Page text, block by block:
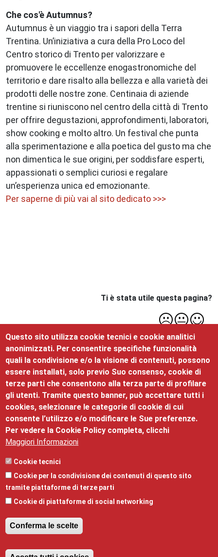
Che cos'è Autumnus?
Autumnus è un viaggio tra i sapori della Terra
Trentina. Un’iniziativa a cura della Pro Loco del
Centro storico di Trento per valorizzare e
promuovere le eccellenze enogastronomiche del
territorio e dare risalto alla bellezza e alla varietà dei
prodotti delle nostre zone. Centinaia di aziende
trentine si riuniscono nel centro della città di Trento
per offrire degustazioni, approfondimenti, laboratori,
show cooking e molto altro. Un festival che punta
alla sperimentazione e alla poetica del gusto ma che
non dimentica le sue origini, per soddisfare esperti,
appassionati o semplici curiosi e regalare
un’esperienza unica ed emozionante.
Per saperne di più vai al sito dedicato >>>
Ti è stata utile questa pagina?
Menu Roccabruna
Chi siamo
Il nostro impegno
Il Palazzo
©2025 Palazzo Roccabruna, via Santa Trinità, 24 - 38122
promozione@tn.camcom.it
0461/887101 - Partita Iva: 00262170228
Privacy,Note legali,
Responsabile della protezione dei dati
Amministrazione trasparente
Questo sito utilizza cookie tecnici e cookie analitici
anonimizzati. Per consentire specifiche funzionalità
quali la condivisione e/o la visione di contenuti, possono
essere installati, solo previo Suo consenso, cookie di
terze parti che consentono alla terza parte di profilare
gli utenti. Tramite questo banner, può accettare tutti i
cookies, selezionare le categorie di cookie di cui
consente l’utilizzo e/o modificare le Sue preferenze.
Per vedere la Cookie Policy completa, clicchi
Maggiori Informazioni
Cookie tecnici
Cookie per la condivisione dei contenuti di questo sito
tramite piattaforme di terze parti
Cookie di piattaforme di social networking
Conferma le scelte